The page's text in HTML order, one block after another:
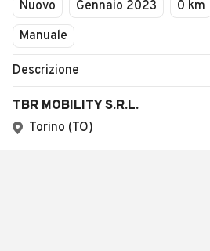
Nuovo Gennaio 2023 0 km
Manuale
Descrizione
TBR MOBILITY S.R.L.
Torino (TO)